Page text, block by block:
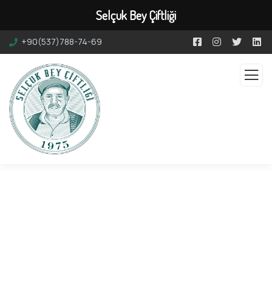
+90(537)788-74-69
Selçuk Bey Çiftliği